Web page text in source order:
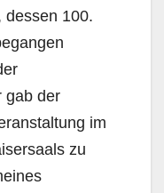
dessen 100.
gab der
im
zu